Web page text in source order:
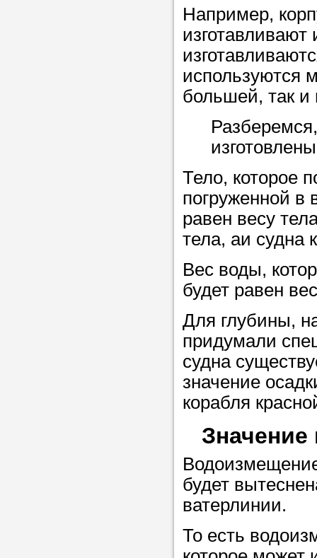
Совет 1.
упростить
достаточно
нам, и
репетитора,
максимально
ваши
Мы
советам,
репетитора
Совет 2.
заявку на
то в поле
укажите как
чтобы мы
самого
репетитора.
Например,
используются
большей, так и
Тело, которое
погруженной в
равен весу
тела, аи судна
Вес воды,
будет равен
Для глубины,
придумали
судна
значение
корабля
будет
ватерлинии.
То есть